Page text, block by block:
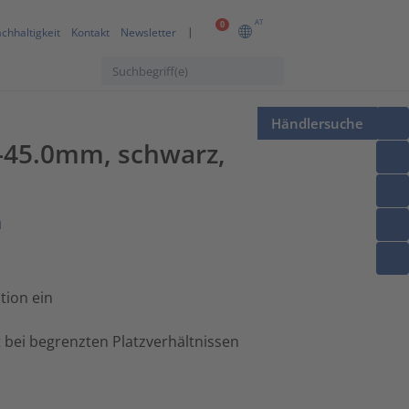
0 AT
Kontakt Newsletter
Händlersuche
schwarz,
ein
begrenzten Platzverhältnissen